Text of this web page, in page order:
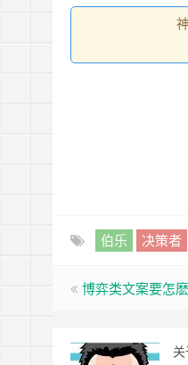
伯乐 决策者
博弈类文案要怎麽
关